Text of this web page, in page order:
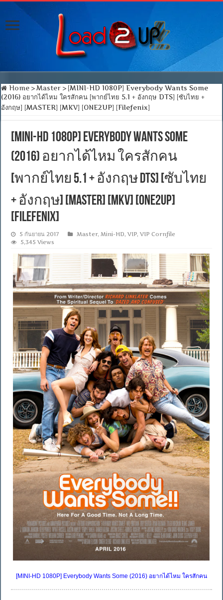
Home > Master > [MINI-HD 1080P] Everybody Wants Some
(2016) อยากได้ไหม ใครสักคน [พากย์ไทย 5.1 + อังกฤษ DTS] [ซับไทย +
อังกฤษ] [MASTER] [MKV] [ONE2UP] [Filefenix]
[MINI-HD 1080P] Everybody Wants Some
(2016) อยากได้ไหม ใครสักคน
[พากย์ไทย 5.1 + อังกฤษ DTS] [ซับไทย
+ อังกฤษ] [MASTER] [MKV] [ONE2UP]
[Filefenix]
5 กันยายน 2017 Master,Mini-HD,VIP,VIP Cornfile
5,345 Views
[MINI-HD 1080P] Everybody Wants Some (2016) อยากได้ไหม ใครสักคน